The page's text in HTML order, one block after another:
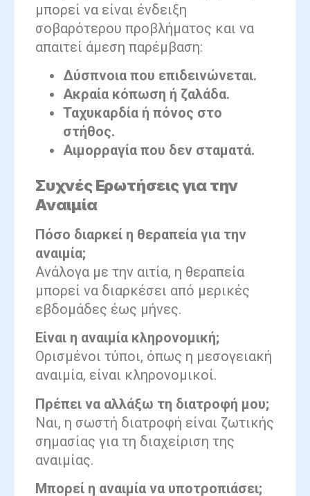
μπορεί να είναι ένδειξη
σοβαρότερου προβλήματος και να
απαιτεί άμεση παρέμβαση:
Δύσπνοια που επιδεινώνεται.
Ακραία κόπωση ή ζαλάδα.
Ταχυκαρδία ή πόνος στο
στήθος.
Αιμορραγία που δεν σταματά.
Συχνές Ερωτήσεις για την
Αναιμία
Πόσο διαρκεί η θεραπεία για την
αναιμία;
Ανάλογα με την αιτία, η θεραπεία
μπορεί να διαρκέσει από μερικές
εβδομάδες έως μήνες.
Είναι η αναιμία κληρονομική;
Ορισμένοι τύποι, όπως η μεσογειακή
αναιμία, είναι κληρονομικοί.
Πρέπει να αλλάξω τη διατροφή μου;
Ναι, η σωστή διατροφή είναι ζωτικής
σημασίας για τη διαχείριση της
αναιμίας.
Μπορεί η αναιμία να υποτροπιάσει;